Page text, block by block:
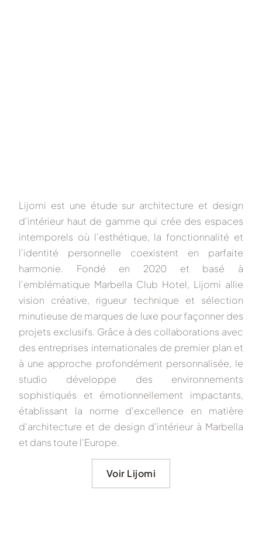
Lijomi est une étude sur architecture et design
d'intérieur haut de gamme qui crée des espaces
intemporels où l'esthétique, la fonctionnalité et
l'identité personnelle coexistent en parfaite
harmonie. Fondé en 2020 et basé à
l'emblématique Marbella Club Hotel, Lijomi allie
vision créative, rigueur technique et sélection
minutieuse de marques de luxe pour façonner des
projets exclusifs. Grâce à des collaborations avec
des entreprises internationales de premier plan et
à une approche profondément personnalisée, le
studio développe des environnements
sophistiqués et émotionnellement impactants,
établissant la norme d'excellence en matière
d'architecture et de design d'intérieur à Marbella
et dans toute l'Europe.
Voir Lijomi